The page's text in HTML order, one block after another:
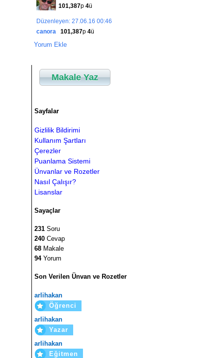
101,387p 4ü
Düzenleyen: 27.06.16 00:46
canora
101,387p 4ü
Yorum Ekle
Makale Yaz
Sayfalar
Gizlilik Bildirimi
Kullanım Şartları
Çerezler
Puanlama Sistemi
Ünvanlar ve Rozetler
Nasıl Çalışır?
Lisanslar
Sayaçlar
231 Soru
240 Cevap
68 Makale
94Yorum
Son Verilen Ünvan ve Rozetler
arlihakan
Öğrenci
arlihakan
Yazar
arlihakan
Eğitmen